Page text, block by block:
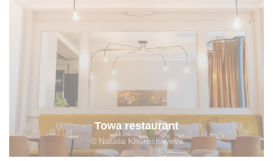
Towa restaurant
© Natalia Khoroshayeva